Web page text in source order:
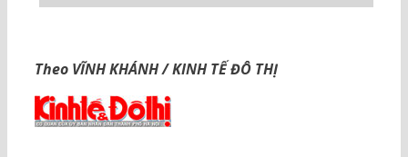
Theo VĨNH KHÁNH / KINH TẾ ĐÔ THỊ